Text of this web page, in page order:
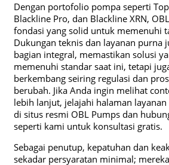
Dengan portofolio pompa seperti
Blackline Pro, dan Blackline XRN,
fondasi yang solid untuk memenuhi
Dukungan teknis dan layanan purna
bagian integral, memastikan solusi
memenuhi standar saat ini, tetapi
berkembang seiring regulasi dan
berubah. Jika Anda ingin melihat
lebih lanjut, jelajahi halaman
di situs resmi OBL Pumps dan
seperti kami untuk konsultasi gratis.
Sebagai penutup, kepatuhan dan
sekadar persyaratan minimal;